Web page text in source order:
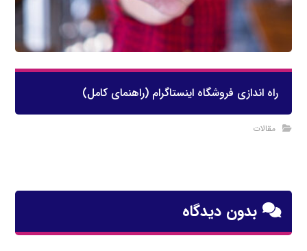
راه اندازی فروشگاه اینستاگرام (راهنمای کامل)
مقالات
بدون دیدگاه